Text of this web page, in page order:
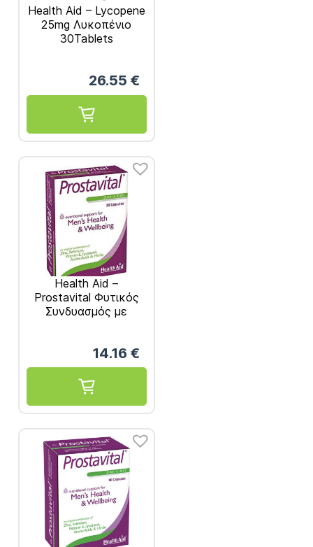
Health Aid – Lycopene
25mg Λυκοπένιο
30Tablets
26.55 €
Health Aid –
Prostavital Φυτικός
Συνδυασμός με
Προστάτη 30 καψ.
14.16 €